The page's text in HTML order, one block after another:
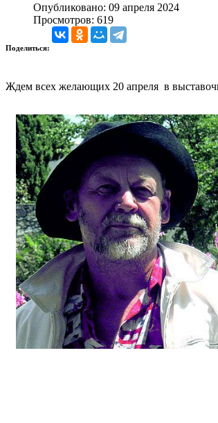
Опубликовано: 09 апреля 2024
Просмотров: 619
Поделиться:
Ждем всех желающих 20 апреля в